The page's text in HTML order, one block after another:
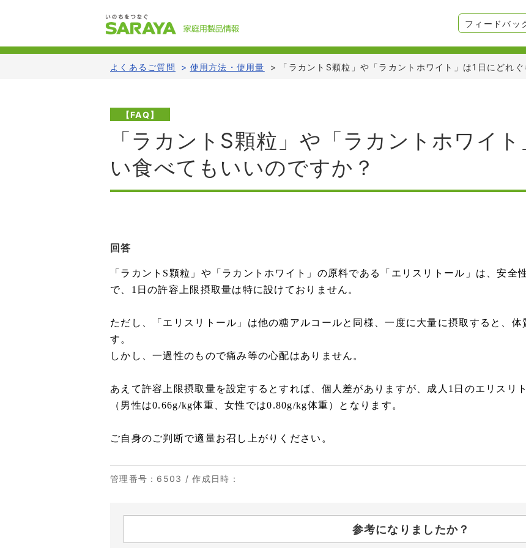
フィードバッ
よくあるご質問 > 使用方法・使用量 > 「ラカントS顆粒」や「ラカントホワイト」は1日にどれ
【FAQ】
「ラカントS顆粒」や「ラカントホワイ
い食べてもいいのですか？
回答
「ラカントS顆粒」や「ラカントホワイト」の原料である「エリスリトール」は、安全
で、1日の許容上限摂取量は特に設けておりません。
ただし、「エリスリトール」は他の糖アルコールと同様、一度に大量に摂取すると、体
す。
しかし、一過性のもので痛み等の心配はありません。
あえて許容上限摂取量を設定するとすれば、個人差がありますが、成人1日のエリスリ
（男性は0.66g/kg体重、女性では0.80g/kg体重）となります。
ご自身のご判断で適量お召し上がりください。
管理番号 ：6503 /作成日時 ：
参考になりましたか？